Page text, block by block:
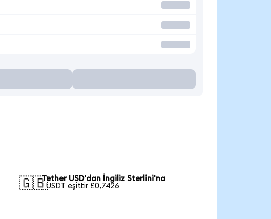
🇬🇧Tether USD'dan İngiliz Sterlini'na
1 USDT eşittir £0,7426